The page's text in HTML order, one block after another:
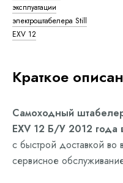
эксплуатации
электроштабелера Still
EXV 12
Краткое
Самоходный
EXV 12 Б/У 2012 года
с быстрой доставкой во
сервисное